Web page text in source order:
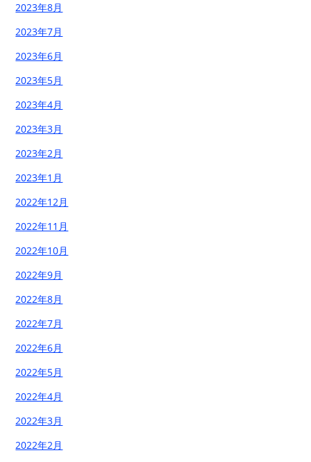
2023年8月
2023年7月
2023年6月
2023年5月
2023年4月
2023年3月
2023年2月
2023年1月
2022年12月
2022年11月
2022年10月
2022年9月
2022年8月
2022年7月
2022年6月
2022年5月
2022年4月
2022年3月
2022年2月